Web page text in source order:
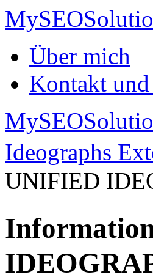
Über mich
Kontakt
Ideographs
UNIFIED